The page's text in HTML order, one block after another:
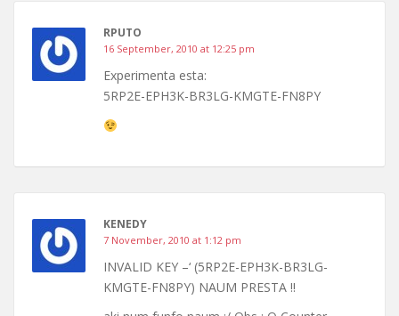
RPUTO
16 September, 2010 at 12:25 pm
Experimenta esta:
5RP2E-EPH3K-BR3LG-KMGTE-FN8PY
KENEDY
7 November, 2010 at 1:12 pm
INVALID KEY –‘ (5RP2E-EPH3K-BR3LG-
KMGTE-FN8PY) NAUM PRESTA !!